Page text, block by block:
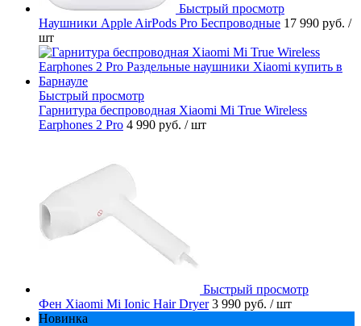
Быстрый просмотр
Наушники Apple AirPods Pro Беспроводные 17 990 руб. /
шт
Быстрый просмотр
Гарнитура беспроводная Xiaomi Mi True Wireless
Earphones 2 Pro 4 990 руб. / шт
Быстрый просмотр
Фен Xiaomi Mi Ionic Hair Dryer 3 990 руб. / шт
Новинка